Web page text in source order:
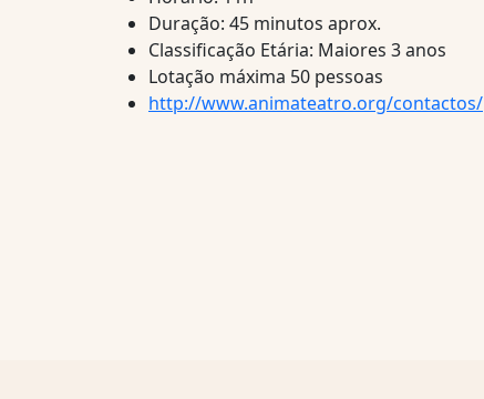
Duração: 45 minutos aprox.
Classificação Etária: Maiores 3 anos
Lotação máxima 50 pessoas
http://www.animateatro.org/contactos/